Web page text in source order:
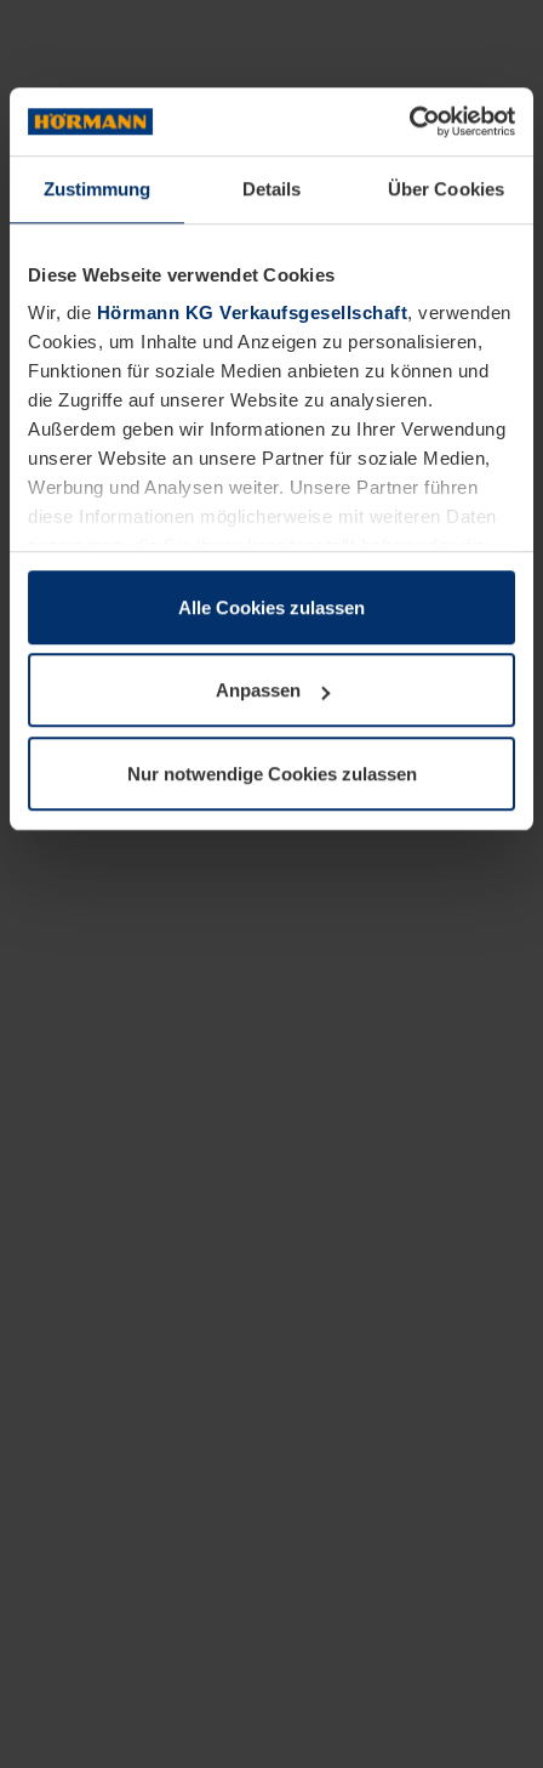
Zustimmung Details Über Cookies
Diese Webseite verwendet Cookies
Wir, die Hörmann KG Verkaufsgesellschaft, verwenden
Cookies, um Inhalte und Anzeigen zu personalisieren,
Funktionen für soziale Medien anbieten zu können und
die Zugriffe auf unserer Website zu analysieren.
Außerdem geben wir Informationen zu Ihrer Verwendung
unserer Website an unsere Partner für soziale Medien,
Werbung und Analysen weiter. Unsere Partner führen
diese Informationen möglicherweise mit weiteren Daten
sie im Rahmen Ihrer Nutzung der Dienste gesammelt
wenn diese für den Betrieb dieser Seite unbedingt
notwendig sind. Für alle anderen Cookie-Typen benötigen
wir Ihre Erlaubnis. Ihre Einwilligung können Sie jederzeit
Datenschutzerklärungunserer Website ändern oder
widerrufen.
Alle Cookies zulassen
Anpassen
Nur notwendige Cookies zulassen